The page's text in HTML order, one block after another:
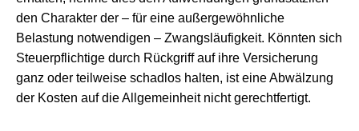
den Charakter der – für eine außergewöhnliche
Belastung notwendigen – Zwangsläufigkeit. Könnten sich
Steuerpflichtige durch Rückgriff auf ihre Versicherung
ganz oder teilweise schadlos halten, ist eine Abwälzung
der Kosten auf die Allgemeinheit nicht gerechtfertigt.